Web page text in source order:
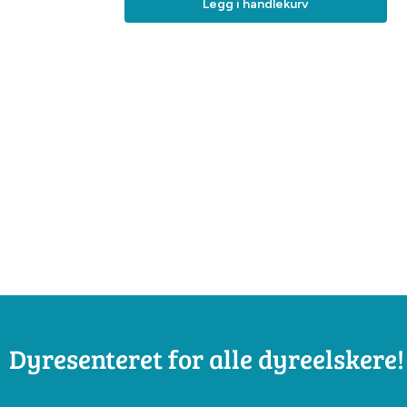
Legg i handlekurv
Dyresenteret for alle dyreelskere!